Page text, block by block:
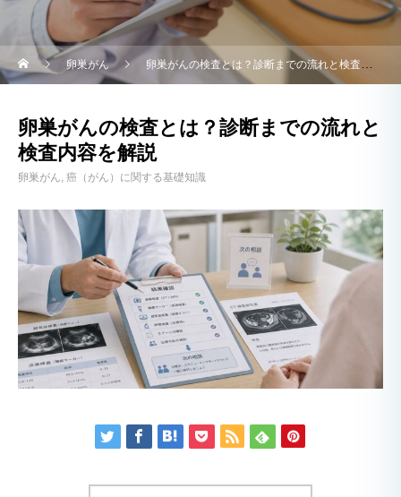
卵巣がん 卵巣がんの検査とは？診断までの流れと検査内容を解説
卵巣がんの検査とは？診断までの流れと
検査内容を解説
卵巣がん 癌（がん）に関する基礎知識